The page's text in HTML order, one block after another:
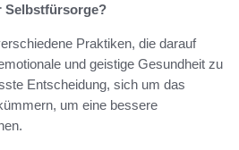
Selbstfürsorge?
Praktiken, die darauf
und geistige Gesundheit zu
Entscheidung, sich um das
um eine bessere